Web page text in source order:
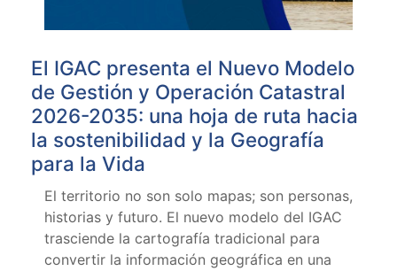
El IGAC presenta el Nuevo Modelo
de Gestión y Operación Catastral
2026-2035: una hoja de ruta hacia
la sostenibilidad y la Geografía
para la Vida
El territorio no son solo mapas; son personas,
historias y futuro. El nuevo modelo del IGAC
trasciende la cartografía tradicional para
convertir la información geográfica en una